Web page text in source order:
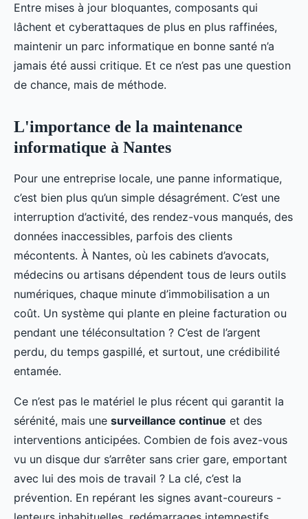
Entre mises à jour bloquantes, composants qui
lâchent et cyberattaques de plus en plus raffinées,
maintenir un parc informatique en bonne santé n’a
jamais été aussi critique. Et ce n’est pas une question
de chance, mais de méthode.
L'importance de la maintenance
informatique à Nantes
Pour une entreprise locale, une panne informatique,
c’est bien plus qu’un simple désagrément. C’est une
interruption d’activité, des rendez-vous manqués, des
données inaccessibles, parfois des clients
mécontents. À Nantes, où les cabinets d’avocats,
médecins ou artisans dépendent tous de leurs outils
numériques, chaque minute d’immobilisation a un
coût. Un système qui plante en pleine facturation ou
pendant une téléconsultation ? C’est de l’argent
perdu, du temps gaspillé, et surtout, une crédibilité
entamée.
Ce n’est pas le matériel le plus récent qui garantit la
sérénité, mais une surveillance continue et des
interventions anticipées. Combien de fois avez-vous
vu un disque dur s’arrêter sans crier gare, emportant
avec lui des mois de travail ? La clé, c’est la
prévention. En repérant les signes avant-coureurs -